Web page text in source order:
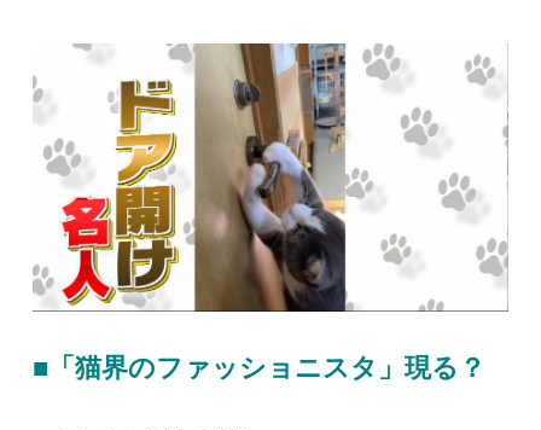
■「猫界のファッショニスタ」現る？